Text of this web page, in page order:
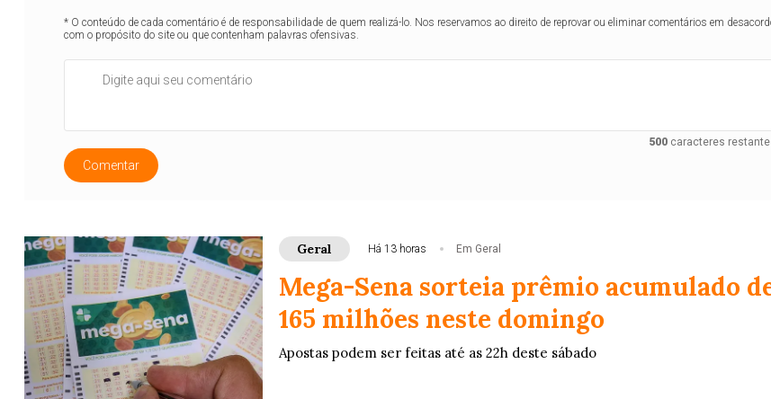
* O conteúdo de cada comentário é de responsabilidade de quem realizá-lo. Nos reservamos ao direito de reprovar ou eliminar comentários em
com o propósito do site ou que contenham palavras ofensivas.
500caracteres
Comentar
Geral Há 13 horas Em Geral
Mega-Sena sorteia prêmio acumulado
165 milhões neste domingo
Apostas podem ser feitas até as 22h deste sábado